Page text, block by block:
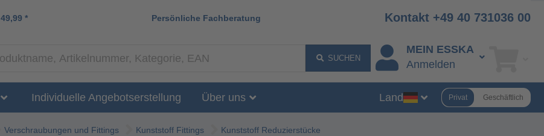
49,99 * Persönliche Fachberatung Kontakt +49 40 731036 00
SUCHEN
MEIN ESSKA
Anmelden
Individuelle Angebotserstellung Über uns Land Privat Geschäftlich
Verschraubungen und Fittings Kunststoff Fittings Kunststoff Reduzierstücke